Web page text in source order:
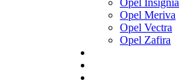
Opel Insignia
Opel Meriva
Opel Vectra
Opel Zafira